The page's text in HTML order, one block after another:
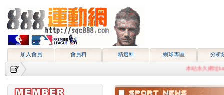
加入會員 會員料 精選料 網球專區 分析
本站永久網址